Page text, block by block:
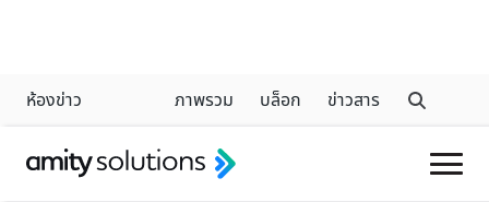
ห้องข่าว ภาพรวม บล็อก ข่าวสาร
INDUSTRY